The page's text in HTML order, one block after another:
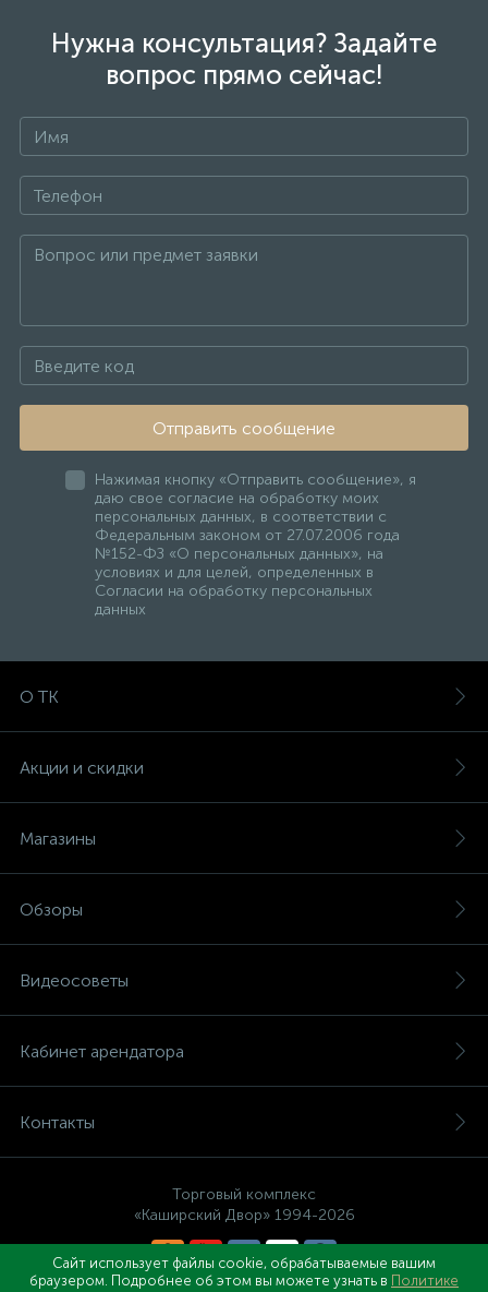
Нужна консультация? Задайте
вопрос прямо сейчас!
Отправить сообщение
Нажимая кнопку «Отправить сообщение», я
даю свое согласие на обработку моих
персональных данных, в соответствии с
Федеральным законом от 27.07.2006 года
№152-ФЗ «О персональных данных», на
условиях и для целей, определенных в
Согласии на обработку персональных
данных
О ТК
Акции и скидки
Магазины
Обзоры
Видеосоветы
Кабинет арендатора
Контакты
Торговый комплекс
«Каширский Двор» 1994-2026
Сайт использует файлы cookie, обрабатываемые вашим
браузером. Подробнее об этом вы можете узнать в Политике